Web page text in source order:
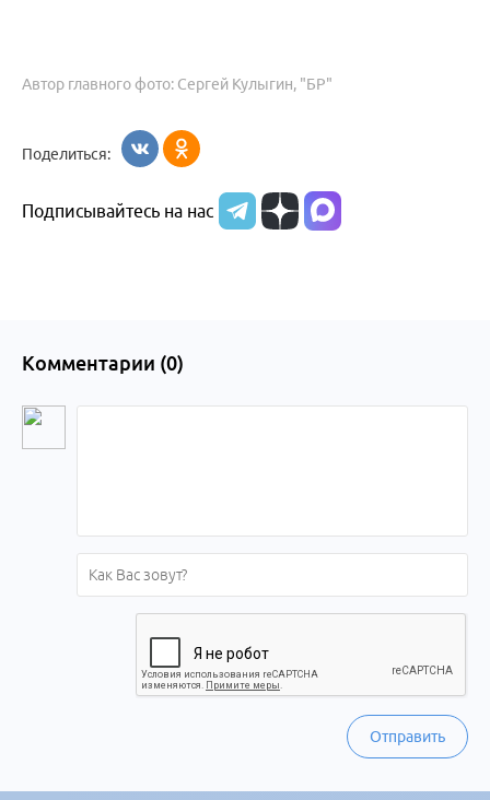
Автор главного фото: Сергей Кулыгин, "БР"
Поделиться:
Подписывайтесь на нас
Комментарии (0)
Отправить